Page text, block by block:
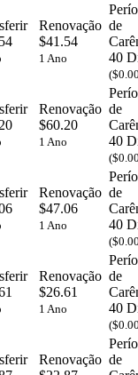
Renovação
$41.54
1 Ano
de
40
Renovação
$60.20
1 Ano
de
40
Renovação
$47.06
1 Ano
de
40
Renovação
$26.61
1 Ano
de
40
Renovação de